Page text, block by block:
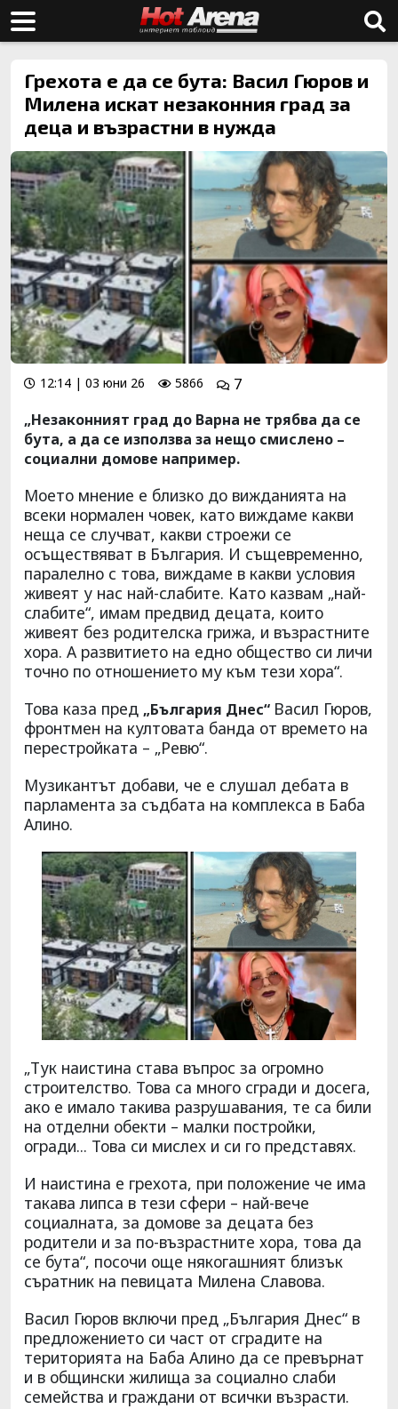
Грехота е да се бута: Васил Гюров и
Милена искат незаконния град за
деца и възрастни в нужда
12:14 | 03 юни 26 5866
7
„Незаконният град до Варна не трябва да се
бута, а да се използва за нещо смислено –
социални домове например.
Моето мнение е близко до вижданията на
всеки нормален човек, като виждаме какви
неща се случват, какви строежи се
осъществяват в България. И същевременно,
паралелно с това, виждаме в какви условия
живеят у нас най-слабите. Като казвам „най-
слабите“, имам предвид децата, които
живеят без родителска грижа, и възрастните
хора. А развитието на едно общество си личи
точно по отношението му към тези хора“.
Това каза пред „България Днес“ Васил Гюров,
фронтмен на култовата банда от времето на
перестройката – „Ревю“.
Музикантът добави, че е слушал дебата в
парламента за съдбата на комплекса в Баба
Алино.
„Тук наистина става въпрос за огромно
строителство. Това са много сгради и досега,
ако е имало такива разрушавания, те са били
на отделни обекти – малки постройки,
огради... Това си мислех и си го представях.
И наистина е грехота, при положение че има
такава липса в тези сфери – най-вече
социалната, за домове за децата без
родители и за по-възрастните хора, това да
се бута“, посочи още някогашният близък
съратник на певицата Милена Славова.
Васил Гюров включи пред „България Днес“ в
предложението си част от сградите на
територията на Баба Алино да се превърнат
и в общински жилища за социално слаби
семейства и граждани от всички възрасти.